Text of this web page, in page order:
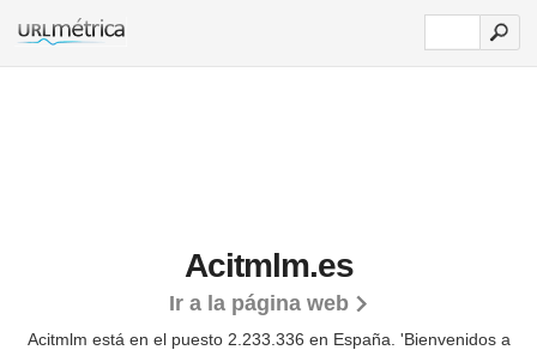
Acitmlm.es
Ir a la página web
Acitmlm está en el puesto 2.233.336 en España. 'Bienvenidos a